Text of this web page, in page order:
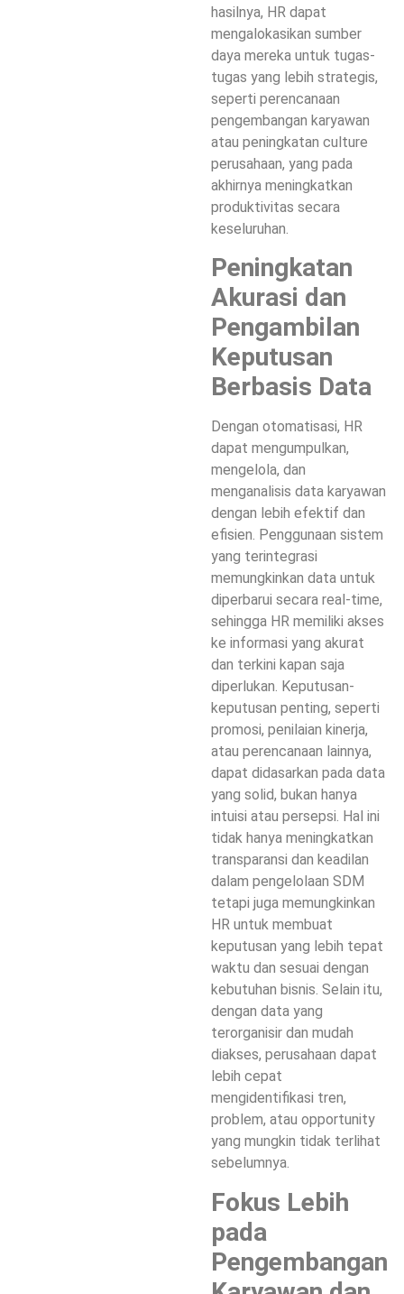
hasilnya, HR dapat
mengalokasikan sumber
daya mereka untuk tugas-
tugas yang lebih strategis,
seperti perencanaan
pengembangan karyawan
atau peningkatan culture
perusahaan, yang pada
akhirnya meningkatkan
produktivitas secara
keseluruhan.
Peningkatan
Akurasi dan
Pengambilan
Keputusan
Berbasis Data
Dengan otomatisasi, HR
dapat mengumpulkan,
mengelola, dan
menganalisis data karyawan
dengan lebih efektif dan
efisien. Penggunaan sistem
yang terintegrasi
memungkinkan data untuk
diperbarui secara real-time,
sehingga HR memiliki akses
ke informasi yang akurat
dan terkini kapan saja
diperlukan. Keputusan-
keputusan penting, seperti
promosi, penilaian kinerja,
atau perencanaan lainnya,
dapat didasarkan pada data
yang solid, bukan hanya
intuisi atau persepsi. Hal ini
tidak hanya meningkatkan
transparansi dan keadilan
dalam pengelolaan SDM
tetapi juga memungkinkan
HR untuk membuat
keputusan yang lebih tepat
waktu dan sesuai dengan
kebutuhan bisnis. Selain itu,
dengan data yang
terorganisir dan mudah
diakses, perusahaan dapat
lebih cepat
mengidentifikasi tren,
problem, atau opportunity
yang mungkin tidak terlihat
sebelumnya.
Fokus Lebih
pada
Pengembangan